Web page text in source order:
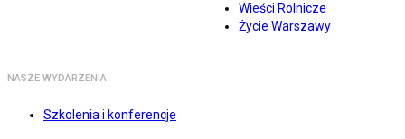
Wieści Rolnicze
Życie Warszawy
NASZE WYDARZENIA
Szkolenia i konferencje